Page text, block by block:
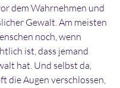
dem Wahrnehmen und
Gewalt. Am meisten
noch, wenn
ist, dass jemand
hat. Und selbst da,
die Augen verschlossen,